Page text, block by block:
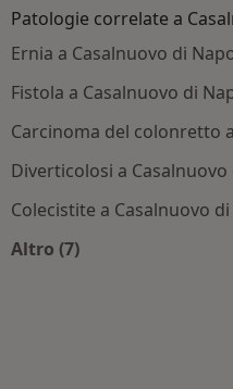
Patologie correlate a
Ernia a Casalnuovo di
Fistola a Casalnuovo di
Carcinoma del colonretto
Diverticolosi a
Colecistite a Casalnuovo
Altro (7)